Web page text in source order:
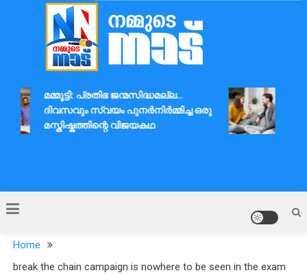
Nammude Naadu
മമ്മൂട്ടി: പ്രതിഭ ജന്മസിദ്ധമല്ല…
ദിവസവും സ്വയം പുനർനിർമ്മിച്ച ഒരു
മസ്തിഷ്കത്തിന്റെ വിജയകഥ
Home
break the chain campaign is nowhere to be seen in the exam